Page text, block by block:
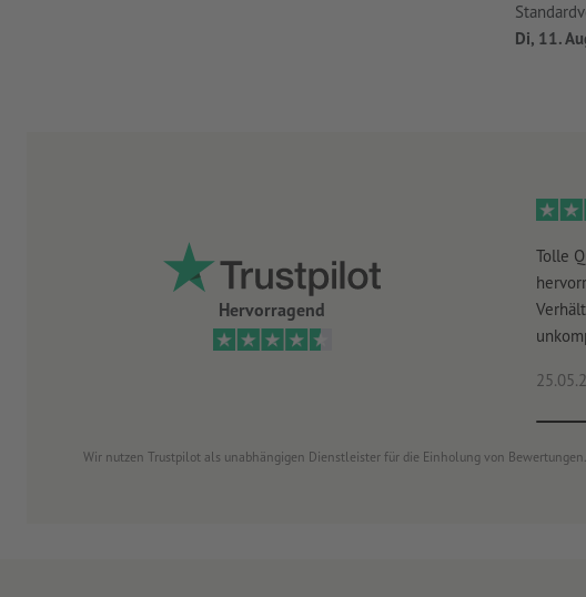
Di, 11.
Hervorragend
Tolle
Wir nutzen Trustpilot als unabhängigen Dienstleister für die Einholung von